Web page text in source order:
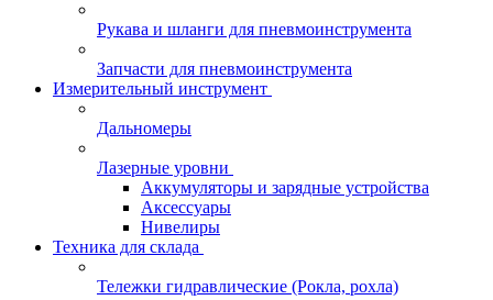
Рукава и шланги для пневмоинструмента
Запчасти для пневмоинструмента
Измерительный инструмент
Дальномеры
Лазерные уровни
Аккумуляторы и зарядные устройства
Аксессуары
Нивелиры
Техника для склада
Тележки гидравлические (Рокла, рохла)